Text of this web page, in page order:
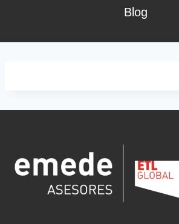
Blog